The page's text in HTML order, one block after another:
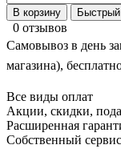
В корзину Быстрый
0 отзывов
Самовывоз в день
магазина),
Все виды оплат
Акции, скидки,
Расширенная
Собственный